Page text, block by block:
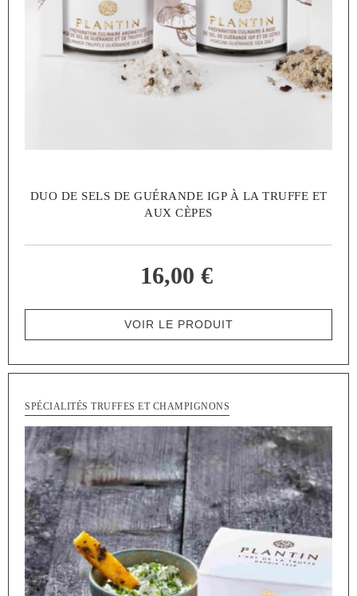
DUO DE SELS DE GUÉRANDE IGP À LA TRUFFE ET
AUX CÈPES
16,00 €
VOIR LE PRODUIT
SPÉCIALITÉS TRUFFES ET CHAMPIGNONS